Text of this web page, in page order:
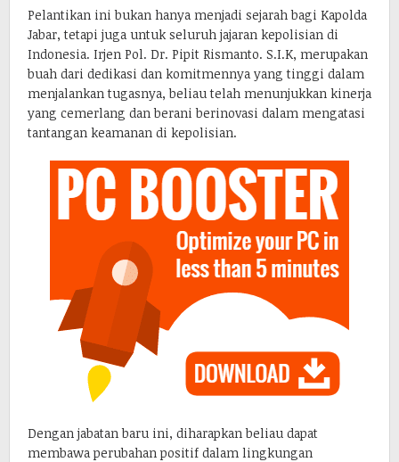
Pelantikan ini bukan hanya menjadi sejarah bagi Kapolda
Jabar, tetapi juga untuk seluruh jajaran kepolisian di
Indonesia. Irjen Pol. Dr. Pipit Rismanto. S.I.K, merupakan
buah dari dedikasi dan komitmennya yang tinggi dalam
menjalankan tugasnya, beliau telah menunjukkan kinerja
yang cemerlang dan berani berinovasi dalam mengatasi
tantangan keamanan di kepolisian.
Dengan jabatan baru ini, diharapkan beliau dapat
membawa perubahan positif dalam lingkungan